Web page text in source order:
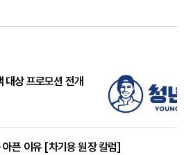
대상 프로모션 전개
픈 이유 [차기용 원장 칼럼]